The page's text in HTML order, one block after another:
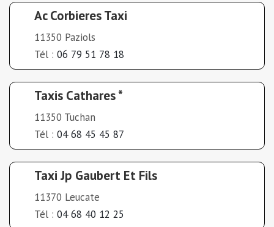
Ac Corbieres Taxi
11350 Paziols
Tél : 06 79 51 78 18
Taxis Cathares *
11350 Tuchan
Tél : 04 68 45 45 87
Taxi Jp Gaubert Et Fils
11370 Leucate
Tél : 04 68 40 12 25